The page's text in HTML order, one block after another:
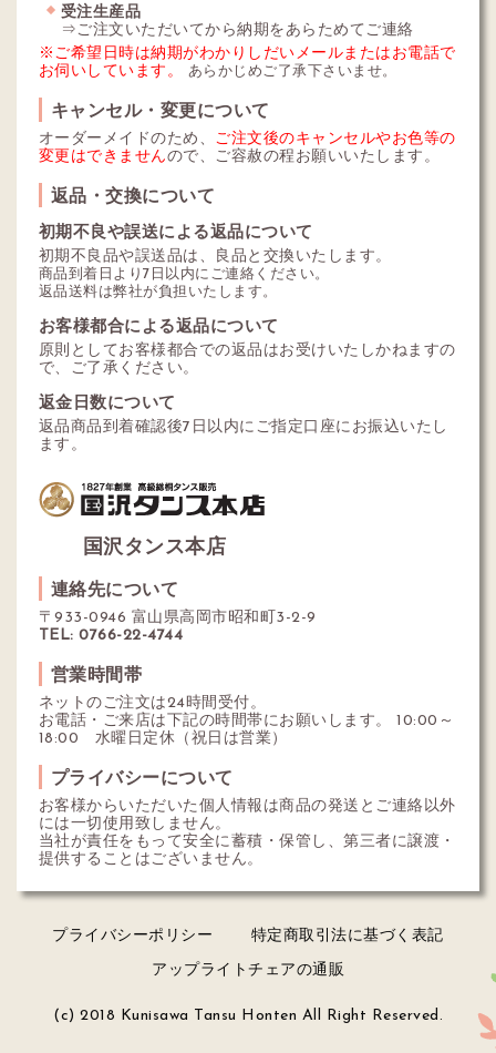
受注生産品
⇒ご注文いただいてから納期をあらためてご連絡
※ご希望日時は納期がわかりしだいメールまたはお電話で
お伺いしています。
あらかじめご了承下さいませ。
キャンセル・変更について
オーダーメイドのため、 ご注文後のキャンセルやお色等の
変更はできませんので、ご容赦の程お願いいたします。
返品・交換について
初期不良や誤送による返品について
初期不良品や誤送品は、良品と交換いたします。
商品到着日より7日以内にご連絡ください。
返品送料は弊社が負担いたします。
お客様都合による返品について
原則としてお客様都合での返品はお受けいたしかねますの
で、ご了承ください。
返金日数について
返品商品到着確認後7日以内にご指定口座にお振込いたし
ます。
国沢タンス本店
連絡先について
〒933-0946 富山県高岡市昭和町3-2-9
TEL: 0766-22-4744
営業時間帯
ネットのご注文は24時間受付。
お電話・ご来店は下記の時間帯にお願いします。 10:00～
18:00 水曜日定休（祝日は営業）
プライバシーについて
お客様からいただいた個人情報は商品の発送とご連絡以外
には一切使用致しません。
当社が責任をもって安全に蓄積・保管し、第三者に譲渡・
提供することはございません。
プライバシーポリシー 特定商取引法に基づく表記
アップライトチェアの通販
(c) 2018 Kunisawa Tansu Honten All Right Reserved.